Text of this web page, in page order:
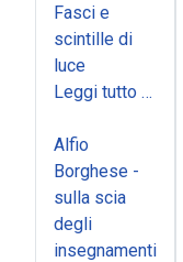
Fasci e
scintille di
luce
Leggi tutto …
Alfio
Borghese -
sulla scia
degli
insegnamenti